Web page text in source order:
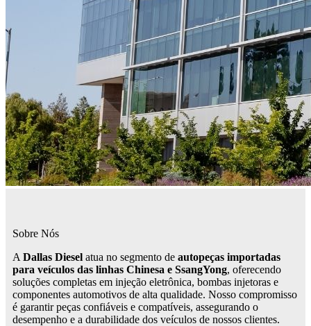
Sobre Nós
A Dallas Dieselatua no segmento de autopeças importadas
para veículos das linhas Chinesa e SsangYong, oferecendo
soluções completas em injeção eletrônica, bombas injetoras e
componentes automotivos de alta qualidade. Nosso compromisso
é garantir peças confiáveis e compatíveis, assegurando o
desempenho e a durabilidade dos veículos de nossos clientes.